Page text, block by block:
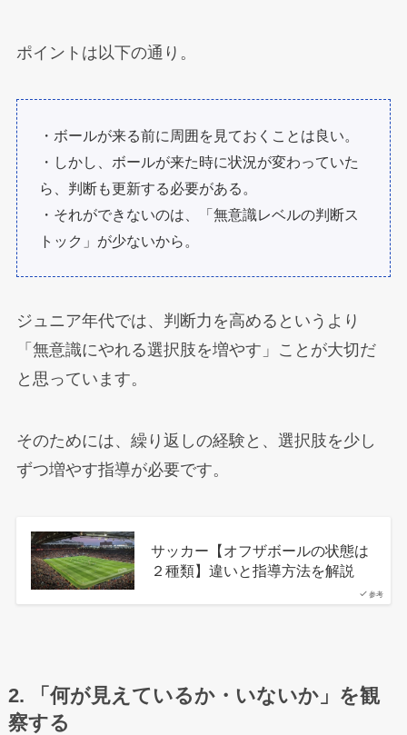
ポイントは以下の通り。
・ボールが来る前に周囲を見ておくことは良い。
・しかし、ボールが来た時に状況が変わっていた
ら、判断も更新する必要がある。
・それができないのは、「無意識レベルの判断ス
トック」が少ないから。
ジュニア年代では、判断力を高めるというより
「無意識にやれる選択肢を増やす」ことが大切だ
と思っています。
そのためには、繰り返しの経験と、選択肢を少し
ずつ増やす指導が必要です。
参考
サッカー【オフザボールの状態は
２種類】違いと指導方法を解説
2. 「何が見えているか・いないか」を観
察する